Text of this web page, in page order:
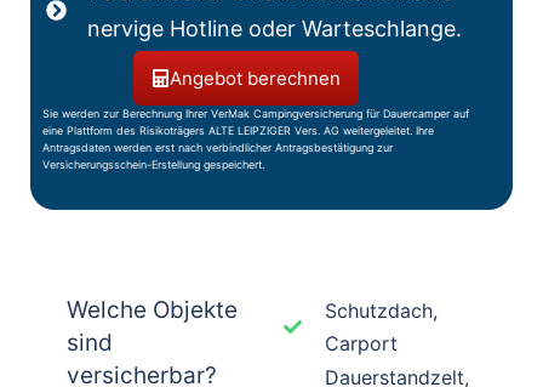
nervige Hotline oder Warteschlange.
Angebot berechnen
Sie werden zur Berechnung Ihrer VerMak Campingversicherung für Dauercamper auf
eine Plattform des Risikoträgers ALTE LEIPZIGER Vers. AG weitergeleitet. Ihre
Antragsdaten werden erst nach verbindlicher Antragsbestätigung zur
Versicherungsschein-Erstellung gespeichert.
Welche Objekte
sind
versicherbar?
Schutzdach,
Carport
Dauerstandzelt,